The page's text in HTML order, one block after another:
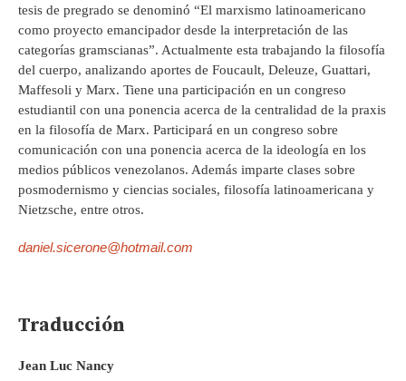
tesis de pregrado se denominó “El marxismo latinoamericano
como proyecto emancipador desde la interpretación de las
categorías gramscianas”. Actualmente esta trabajando la filosofía
del cuerpo, analizando aportes de Foucault, Deleuze, Guattari,
Maffesoli y Marx. Tiene una participación en un congreso
estudiantil con una ponencia acerca de la centralidad de la praxis
en la filosofía de Marx. Participará en un congreso sobre
comunicación con una ponencia acerca de la ideología en los
medios públicos venezolanos. Además imparte clases sobre
posmodernismo y ciencias sociales, filosofía latinoamericana y
Nietzsche, entre otros.
daniel.sicerone@hotmail.com
Traducción
Jean Luc Nancy